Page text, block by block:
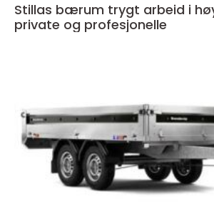
Stillas bærum trygt arbeid i høyden for
private og profesjonelle